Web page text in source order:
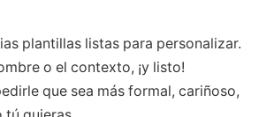
plantillas listas para personalizar.
o el contexto, ¡y listo!
que sea más formal, cariñoso,